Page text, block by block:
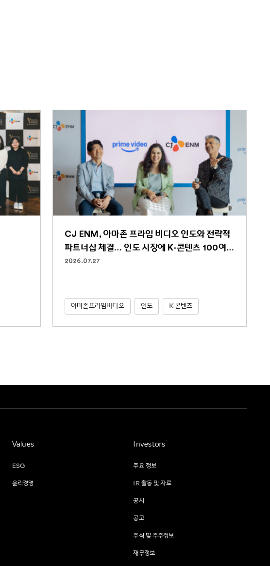
CJ ENM, 아마존 프라임 비디오 인도와 전략적
파트너십 체결… 인도 시장에 K-콘텐츠 100여
편 선보인다
2026.07.27
아마존프라임비디오 인도 K콘텐츠
Values
ESG
윤리경영
Investors
주요 정보
IR 활동 및 자료
공시
공고
주식 및 주주정보
재무정보